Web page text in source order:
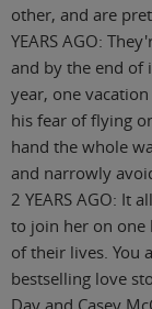
other, and are
YEARS AGO:
and by the end of
year, one vacation
his fear of flying
hand the whole
and narrowly
2 YEARS AGO: It
to join her on
of their lives. You
bestselling love
Day and Casey